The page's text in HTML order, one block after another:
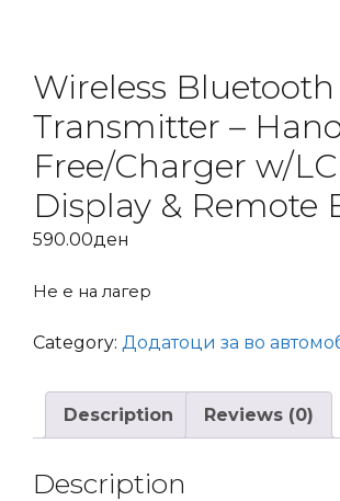
Wireless Bluetooth
Transmitter –
Free/Charger w/
Display & Remote
590.00ден
Не е на лагер
Category: Додатоци за во
Description Reviews (0)
Description